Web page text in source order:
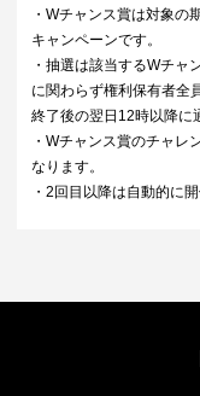
・Wチャンス賞は対象の
キャンペーンです。
・抽選は該当するWチャ
に関わらず権利保有者全
終了後の翌日12時以降に
・Wチャンス賞のチャレ
なります。
・2回目以降は自動的に